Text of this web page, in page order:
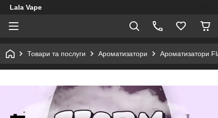
Lala Vape
Товари та послуги Ароматизатори Ароматизатори